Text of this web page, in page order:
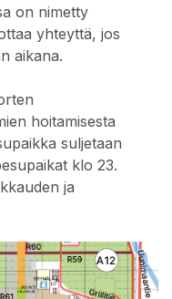
on nimetty
yhteyttä, jos
aikana.
hoitamisesta
suljetaan
klo 23.
ja